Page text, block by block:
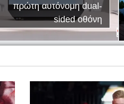
πρώτη αυτόνομη dual-
sided οθόνη